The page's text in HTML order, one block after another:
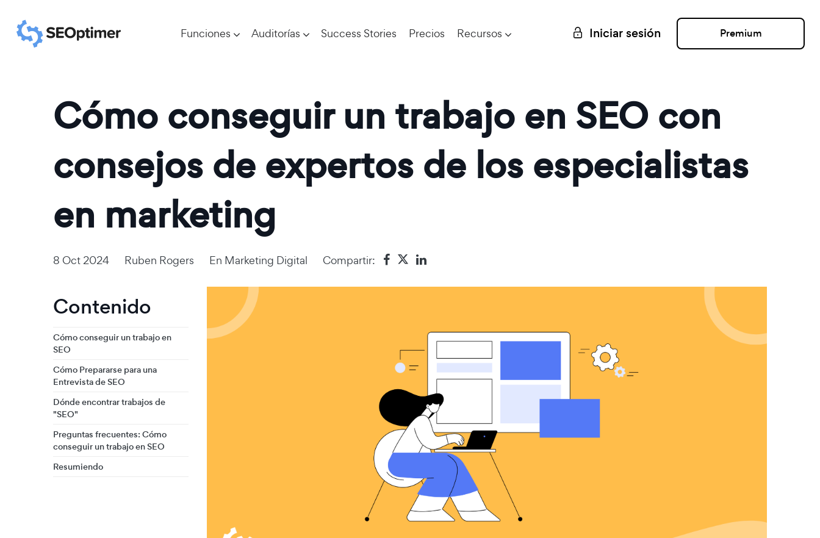
Funciones Auditorías Success Stories Precios Recursos Iniciar sesión Premium
Cómo conseguir un trabajo en SEO con
consejos de expertos de los especialistas
en marketing
8 Oct 2024 Ruben Rogers En Marketing Digital Compartir:
Contenido
Cómo conseguir un trabajo en
SEO
Cómo Prepararse para una
Entrevista de SEO
Dónde encontrar trabajos de
"SEO"
Preguntas frecuentes: Cómo
conseguir un trabajo en SEO
Resumiendo